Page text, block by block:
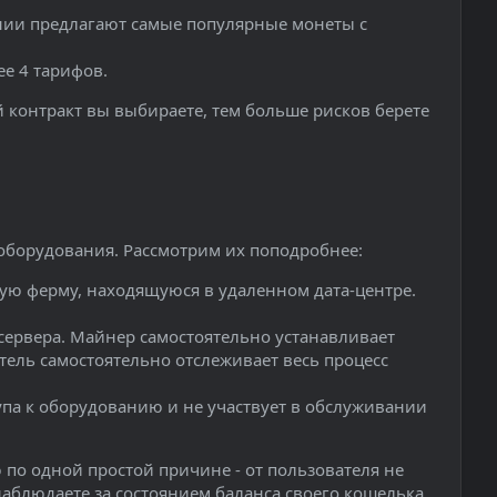
предлагают самые популярные монеты с
4 тарифов.
вы выбираете, тем больше рисков берете
Рассмотрим их поподробнее:
ферму, находящуюся в удаленном дата-центре.
Майнер самостоятельно устанавливает
самостоятельно отслеживает весь процесс
к оборудованию и не участвует в обслуживании
одной простой причине - от пользователя не
за состоянием баланса своего кошелька.